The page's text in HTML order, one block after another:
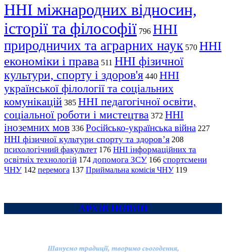
ННІ міжнародних відносин,
історії та філософії 796 ННІ
природничих та аграрних наук 570 ННІ
економіки і права 511 ННІ фізичної
культури, спорту і здоров'я 440 ННІ
української філології та соціальних
комунікацій 385 ННІ педагогічної освіти,
соціальної роботи і мистецтва 372 ННІ
іноземних мов 336 Російсько-українська війна 227
ННІ фізичної культури спорту та здоров’я 208
психологічний факультет 176 ННІ інформаційних та
освітніх технологій 174 допомога ЗСУ 166 спортсмени
ЧНУ 142 перемога 137 Приймальна комісія ЧНУ 119
АРХІВ НОВИН